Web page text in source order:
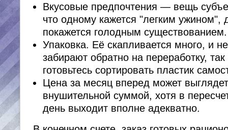
Вкусовые предпочтения — вещь
что одному кажется "легким ужином",
покажется голодным существованием.
Упаковка. Её скапливается много, и
забирают обратно на переработку, так
готовьтесь сортировать пластик
Цена за месяц вперед может
внушительной суммой, хотя в
день выходит вполне адекватно.